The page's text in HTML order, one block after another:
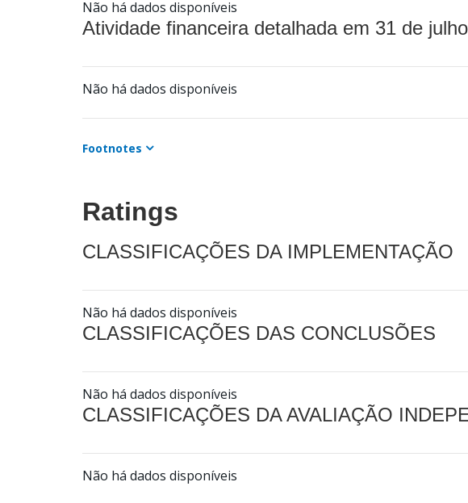
Não há dados disponíveis
Atividade financeira detalhada em 31 de
Não há dados disponíveis
Footnotes
Ratings
CLASSIFICAÇÕES DA IMPLEMENTAÇÃO
Não há dados disponíveis
CLASSIFICAÇÕES DAS CONCLUSÕES
Não há dados disponíveis
CLASSIFICAÇÕES DA AVALIAÇÃO
Não há dados disponíveis